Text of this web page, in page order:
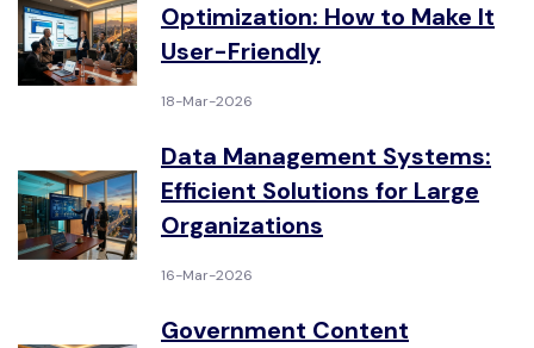
Optimization: How to Make It
User-Friendly
18-Mar-2026
Data Management Systems:
Efficient Solutions for Large
Organizations
16-Mar-2026
Government Content